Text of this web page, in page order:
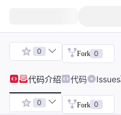
0 Fork 0
代码介绍 代码 Issues
0 Fork 0